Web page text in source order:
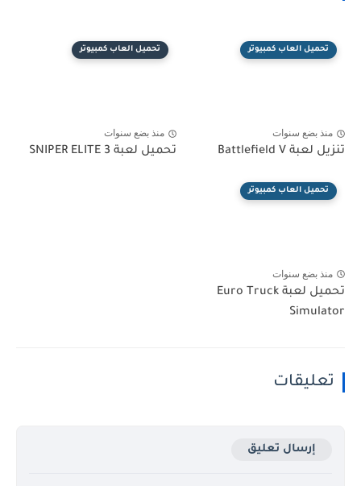
تحميل العاب كمبيوتر
منذ بضع سنوات
تنزيل لعبة Battlefield V
تحميل العاب كمبيوتر
منذ بضع سنوات
تحميل لعبة SNIPER ELITE 3
تحميل العاب كمبيوتر
منذ بضع سنوات
تحميل لعبة Euro Truck
Simulator
تعليقات
إرسال تعليق